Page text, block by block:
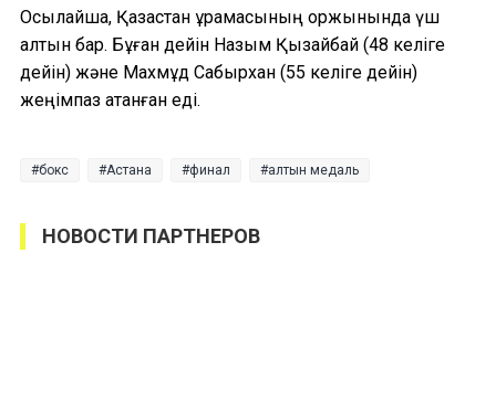
Осылайша, Қазақстан құрамасының қоржынында үш
алтын бар. Бұған дейін Назым Қызайбай (48 келіге
дейін) және Махмұд Сабырхан (55 келіге дейін)
жеңімпаз атанған еді.
бокс Астана финал алтын медаль
НОВОСТИ ПАРТНЕРОВ